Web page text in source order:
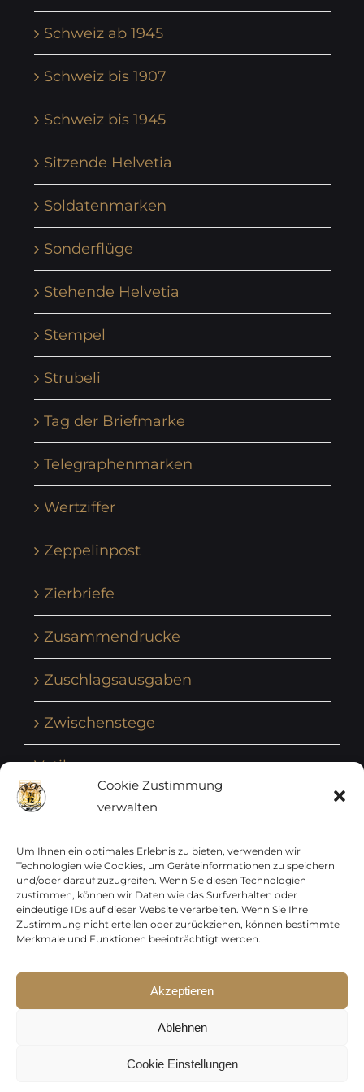
Cookie Zustimmung
verwalten
Um Ihnen ein optimales Erlebnis zu bieten, verwenden wir
Technologien wie Cookies, um Geräteinformationen zu speichern
und/oder darauf zuzugreifen. Wenn Sie diesen Technologien
zustimmen, können wir Daten wie das Surfverhalten oder
eindeutige IDs auf dieser Website verarbeiten. Wenn Sie Ihre
Zustimmung nicht erteilen oder zurückziehen, können bestimmte
Merkmale und Funktionen beeinträchtigt werden.
Akzeptieren
Ablehnen
Cookie Einstellungen
Schweiz ab 1945
Schweiz bis 1907
Schweiz bis 1945
Sitzende Helvetia
Soldatenmarken
Sonderflüge
Stehende Helvetia
Stempel
Strubeli
Tag der Briefmarke
Telegraphenmarken
Wertziffer
Zeppelinpost
Zierbriefe
Zusammendrucke
Zuschlagsausgaben
Zwischenstege
Vatikan
Vereinte Nationen
Vorphilatelie
Zensurbelege Österreich
Zensurbelege Schweiz
|Datenschutz|Kontakt